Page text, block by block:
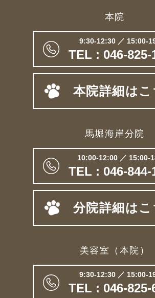
本院
9:30-12:30 ／ 15:00-
TEL : 046-825-
本院詳細はこ
馬堀海岸分院
10:00-12:00 ／ 15:00-
TEL : 046-844-
分院詳細はこ
美容室（本院）
9:30-12:30 ／ 15:00-
TEL : 046-825-